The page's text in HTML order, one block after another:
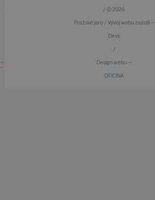
/ © 2026
Pražské jaro / Vývoj webu zajistili —
Devx
/
Design webu —
OFICINA